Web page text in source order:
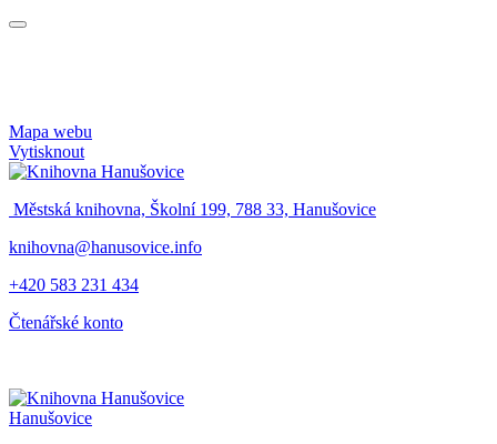
Mapa webu
Vytisknout
Městská knihovna, Školní 199, 788 33, Hanušovice
knihovna@hanusovice.info
+420 583 231 434
Čtenářské konto
Hanušovice